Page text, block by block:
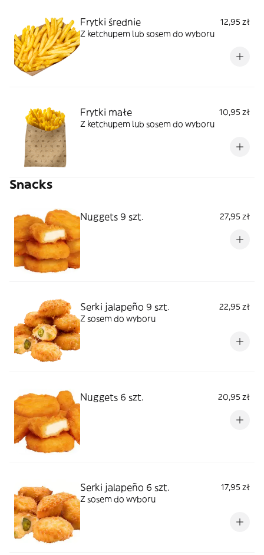
Frytki średnie
12,95 zł
Z ketchupem lub sosem do wyboru
Frytki małe
10,95 zł
Z ketchupem lub sosem do wyboru
Snacks
Nuggets 9 szt. 27,95 zł
Serki jalapeño 9 szt.
22,95 zł
Z sosem do wyboru
Nuggets 6 szt. 20,95 zł
Serki jalapeño 6 szt.
17,95 zł
Z sosem do wyboru